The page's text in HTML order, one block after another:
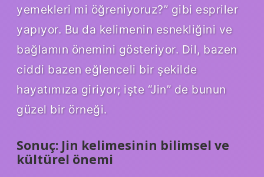
yemekleri mi öğreniyoruz?” gibi espriler
yapıyor. Bu da kelimenin esnekliğini ve
bağlamın önemini gösteriyor. Dil, bazen
ciddi bazen eğlenceli bir şekilde
hayatımıza giriyor; işte “Jin” de bunun
güzel bir örneği.
Sonuç: Jin kelimesinin bilimsel ve
kültürel önemi